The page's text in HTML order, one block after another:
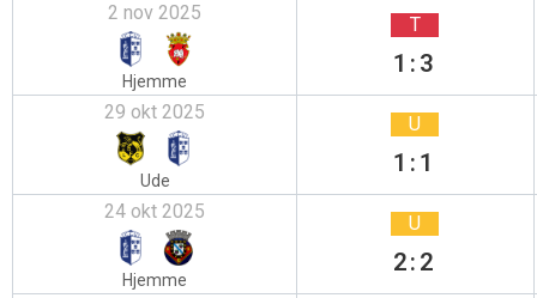
2 nov 2025
Hjemme
T
1:3
29 okt 2025
Ude
U
1:1
24 okt 2025
Hjemme
U
2:2